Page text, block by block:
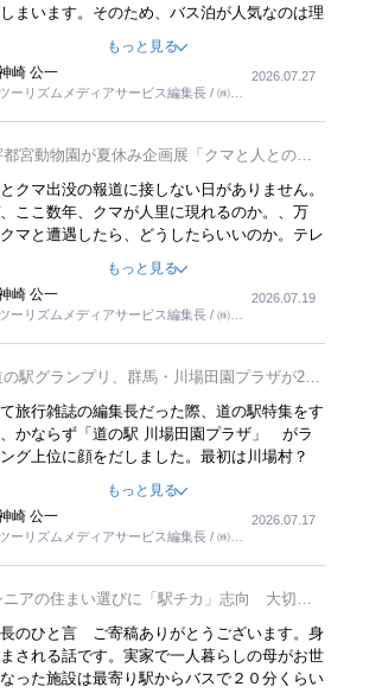
まいます。そのため、バス泊が人気なのは理
した時は、移動はグレイハウンドバスでした。
ら夜の便を利用してホテル代を浮かせていま
。ただし、若いからできたことです。若い人が
スで京都に行った、青森に行ったと聞くと、
が残らないのかなと思ってしまいます。
もっと見る
崎 公一
ツーリズムメディアサービス編集長 / ㈱ツ
2026.07.27
都宮動物園が夏休み企画展「クマと人との距
」を7月20日から開催
クマ出没の報道に接しない日がありません。
ここ数年、クマが人里に現れるのか。、万
マと遭遇したら、どうしたらいいのか。テレ
んてことは、冗談でもいえません。そんな中
の企画展はタイムリーですね。
もっと見る
崎 公一
ツーリズムメディアサービス編集長 / ㈱ツ
2026.07.19
の駅グランプリ、群馬・川場田園プラザが2連
旅行雑誌の編集長だった際、道の駅特集をす
かならず「道の駅 川場田園プラザ」 がラ
グ上位に顔をだしました。最初は川場村？
井 彰一社長にインタビューしたら、興味深い
々が飛び出しました。プレゼンも巧みで、今
思い出すことが２つあります。一つは、従業員
ディズニーランドを見学させ、サービス業、
業の何かを理解してもらっていることです。
つは1800円もするプレミアムヨーグルトを
るにあたり、社内に懸念もあったそうです。
長は、駐車場に都内ナンバーの高級外車が停
いることに目をつけ、高級商品でも売れると
もっと見る
崎 公一
ツーリズムメディアサービス編集長 / ㈱ツ
2026.07.17
ニアの住まい選びに「駅チカ」志向 大切な
は出かけたくなる暮らし
のひと言 ご寄稿ありがとうございます。身
される話です。実家で一人暮らしの母がお世
った施設は最寄り駅からバスで２０分くらい